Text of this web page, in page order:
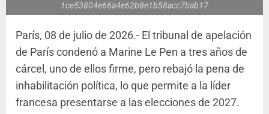
1ce53804e66a4e62b8e1b58acc7bab17
París, 08 de julio de 2026.- El tribunal de apelación
de París condenó a Marine Le Pen a tres años de
cárcel, uno de ellos firme, pero rebajó la pena de
inhabilitación política, lo que permite a la líder
francesa presentarse a las elecciones de 2027.